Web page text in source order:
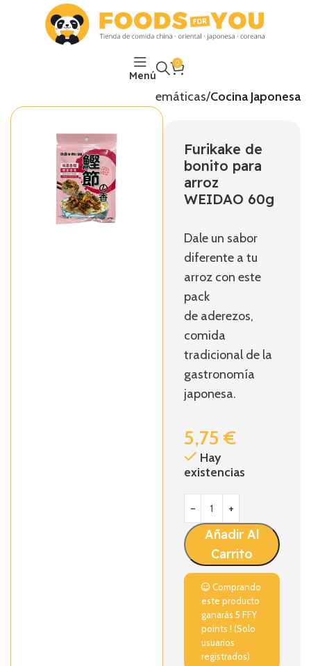
Menú
0
Temáticas Cocina Japonesa
Furikake de
bonito para
arroz
WEIDAO 60g
Dale un sabor
diferente a tu
arroz con este
pack
de aderezos,
comida
tradicional de la
gastronomía
japonesa.
5,75€
Hay
existencias
Añadir Al
Carrito
Comprando
este producto
ganarás5 FFY
points ! (Solo
usuarios
registrados)